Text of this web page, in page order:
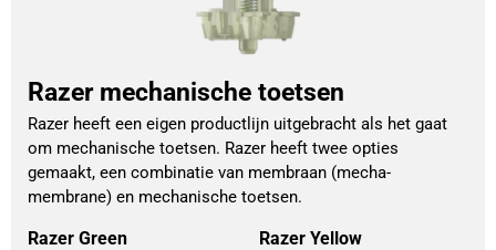
Razer mechanische toetsen
Razer heeft een eigen productlijn uitgebracht als het gaat
om mechanische toetsen. Razer heeft twee opties
gemaakt, een combinatie van membraan (mecha-
membrane) en mechanische toetsen.
Razer Green Razer Yellow